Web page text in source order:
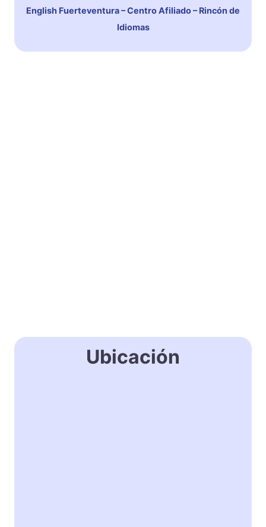
English Fuerteventura – Centro Afiliado – Rincón de
Idiomas
Ubicación